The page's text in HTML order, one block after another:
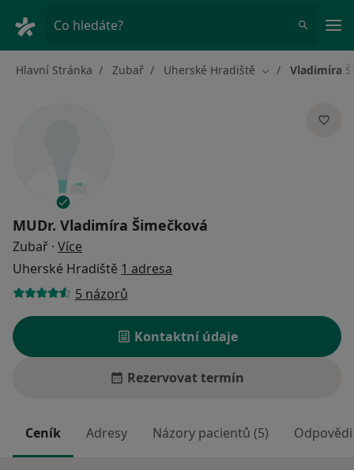
Co hledáte?
Hlavní Stránka Zubař Uherské Hradiště Změna města
Vladimíra
MUDr. Vladimíra Šimečková
Zubař · Více
Uherské Hradiště 1 adresa
5 názorů
Kontaktní údaje
Rezervovat termín
Ceník Adresy Názory pacientů (5)